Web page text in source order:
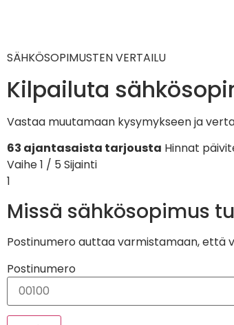
SÄHKÖSOPIMUSTEN VERTAILU
Kilpailuta
Vastaa muutamaan kysymykseen ja
63 ajantasaista tarjousta Hinnat
Vaihe 1 / 5 Sijainti
1
Missä sähkösopimus
Postinumero auttaa varmistamaan, että
Postinumero